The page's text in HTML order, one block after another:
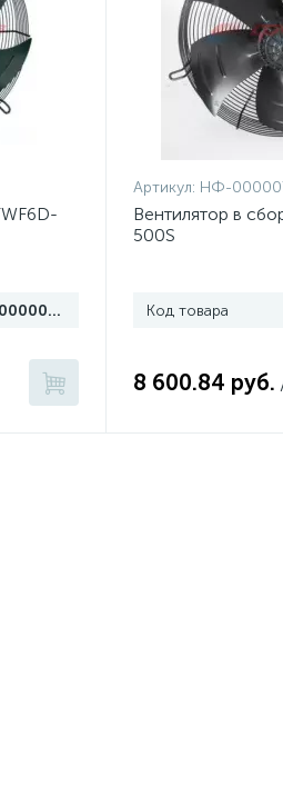
НФ-00000713
Артикул: НФ-
Вентилятор в
500S
Код товара
8 600.84 руб.